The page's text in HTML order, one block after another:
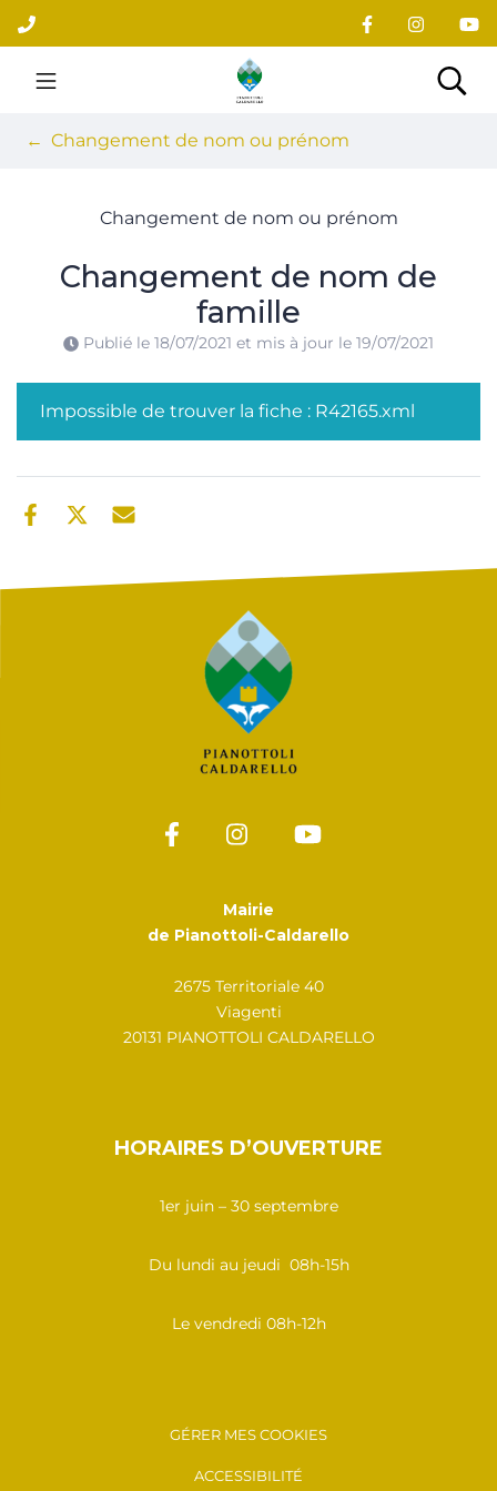
Aller
au
contenu
Site officiel du village
Changement de nom ou prénom
Changement de nom ou prénom
Changement de nom de
famille
Publié le 18/07/2021 et mis à jour le 19/07/2021
Impossible de trouver la fiche : R42165.xml
Mairie
de Pianottoli-Caldarello
2675 Territoriale 40
Viagenti
20131 PIANOTTOLI CALDARELLO
HORAIRES D’OUVERTURE
1er juin – 30 septembre
Du lundi au jeudi 08h-15h
Le vendredi 08h-12h
GÉRER MES COOKIES
ACCESSIBILITÉ